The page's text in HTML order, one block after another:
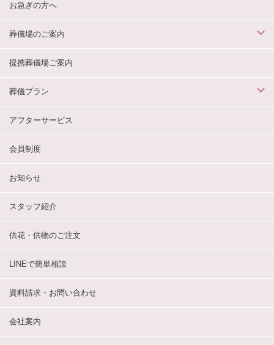
お急ぎの方へ
葬儀場のご案内
提携葬儀場ご案内
葬儀プラン
アフターサービス
会員制度
お知らせ
スタッフ紹介
供花・供物のご注文
LINEで簡単相談
資料請求・お問い合わせ
会社案内